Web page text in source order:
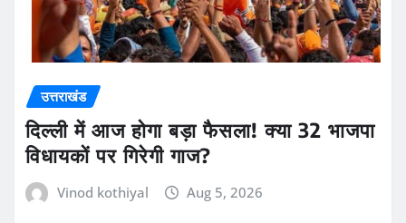
उत्तराखंड
दिल्ली में आज होगा बड़ा फैसला! क्या 32 भाजपा
विधायकों पर गिरेगी गाज?
Vinod kothiyal Aug 5, 2026